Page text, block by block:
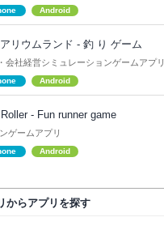
Android
リウムランド - 釣 り ゲーム
会社経営シミュレーションゲームアプリ
Android
- Fun runner game
ゲームアプリ
Android
からアプリを探す